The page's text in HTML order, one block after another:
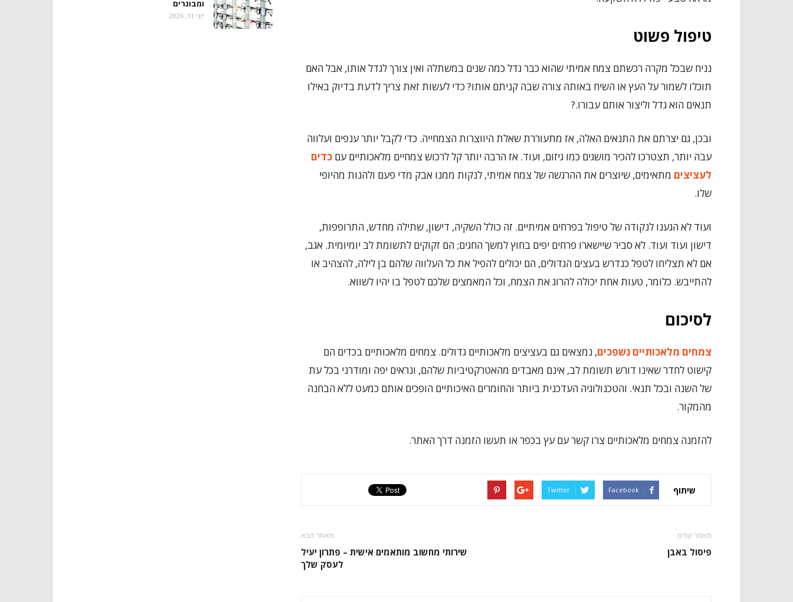
טיפול פשוט
נניח שבכל מקרה רכשתם צמח אמיתי שהוא כבר גדל כמה שנים במשתלה ואין צורך לגדל אותו, אבל האם
תוכלו לשמור על העץ או השיח באותה צורה שבה קניתם אותו? כדי לעשות זאת צריך לדעת בדיוק באילו
תנאים הוא גדל וליצור אותם עבורו.?
ובכן, גם יצרתם את התנאים האלה, אז מתעוררת שאלת היווצרות הצמחייה. כדי לקבל יותר ענפים ועלווה
עבה יותר, תצטרכו להכיר מושגים כמו גיזום, ועוד. אז הרבה יותר קל לרכוש צמחיים מלאכותיים עם כדים
לעציצים מתאימים, שיוצרים את ההרגשה של צמח אמיתי, לנקות ממנו אבק מדי פעם ולהנות מהיופי
שלו.
ועוד לא הגענו לנקודה של טיפול בפרחים אמיתיים. זה כולל השקיה, דישון, שתילה מחדש, התרופפות,
דישון ועוד ועוד. לא סביר שיישארו פרחים יפים בחוץ למשך החגים; הם זקוקים לתשומת לב יומיומית. אגב,
אם לא תצליחו לטפל כנדרש בעצים הגדולים, הם יכולים להפיל את כל העלווה שלהם בן לילה, להצהיב או
להתייבש. כלומר, טעות אחת יכולה להרוג את הצמח, וכל המאמצים שלכם לטפל בו יהיו לשווא.
לסיכום
צמחים מלאכותיים נשפכים, נמצאים גם בעציצים מלאכותיים גדולים. צמחים מלאכותיים בכדים הם
קישוט לחדר שאינו דורש תשומת לב, אינם מאבדים מהאטרקטיביות שלהם, ונראים יפה ומודרני בכל עת
של השנה ובכל תנאי. והטכנולוגיה העדכנית ביותר והחומרים האיכותיים הופכים אותם כמעט ללא הבחנה
מהמקור.
להזמנה צמחים מלאכותיים צרו קשר עם עץ בכפר או תעשו הזמנה דרך האתר.
שיתוף Facebook
Twitter
מאמר קודם
פיסול באבן
מאמר הבא
שירותי מחשוב מותאמים אישית – פתרון יעיל
לעסק שלך
ומבוגרים
יוני 11, 2026